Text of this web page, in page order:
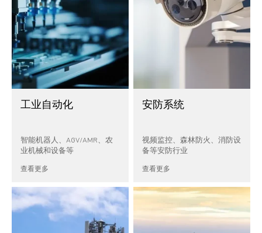
工业自动化
智能机器人、AGV/AMR、农
业机械和设备等
查看更多
安防系统
视频监控、森林防火、消防设
备等安防行业
查看更多